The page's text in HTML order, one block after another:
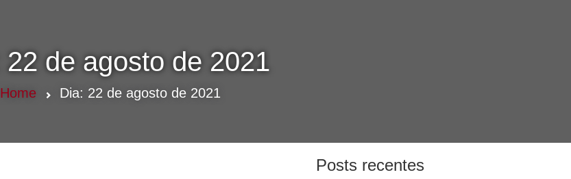
22 de agosto de 2021
Home Dia: 22 de agosto de 2021
Posts recentes